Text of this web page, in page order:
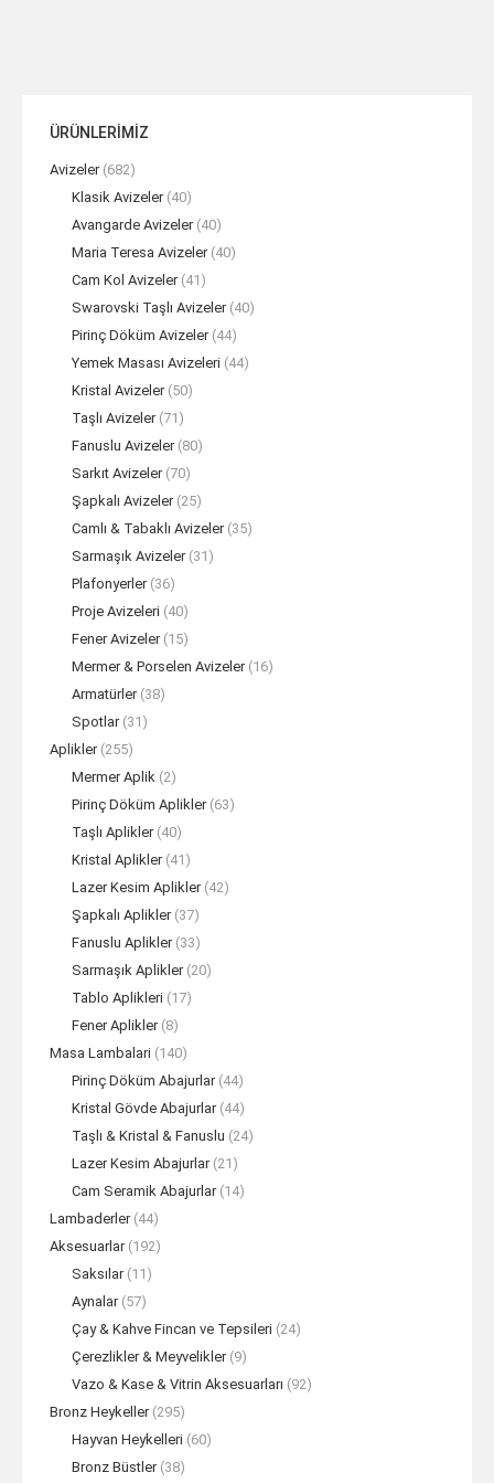
ÜRÜNLERİMİZ
Avizeler (682)
Klasik Avizeler (40)
Avangarde Avizeler (40)
Maria Teresa Avizeler (40)
Cam Kol Avizeler (41)
Swarovski Taşlı Avizeler (40)
Pirinç Döküm Avizeler (44)
Yemek Masası Avizeleri (44)
Kristal Avizeler (50)
Taşlı Avizeler (71)
Fanuslu Avizeler (80)
Sarkıt Avizeler (70)
Şapkalı Avizeler (25)
Camlı & Tabaklı Avizeler (35)
Sarmaşık Avizeler (31)
Plafonyerler (36)
Proje Avizeleri (40)
Fener Avizeler (15)
Mermer & Porselen Avizeler (16)
Armatürler (38)
Spotlar (31)
Aplikler (255)
Mermer Aplik (2)
Pirinç Döküm Aplikler (63)
Taşlı Aplikler (40)
Kristal Aplikler (41)
Lazer Kesim Aplikler (42)
Şapkalı Aplikler (37)
Fanuslu Aplikler (33)
Sarmaşık Aplikler (20)
Tablo Aplikleri (17)
Fener Aplikler (8)
Masa Lambalari (140)
Pirinç Döküm Abajurlar (44)
Kristal Gövde Abajurlar (44)
Taşlı & Kristal & Fanuslu (24)
Lazer Kesim Abajurlar (21)
Cam Seramik Abajurlar (14)
Lambaderler (44)
Aksesuarlar (192)
Saksılar (11)
Aynalar (57)
Çay & Kahve Fincan ve Tepsileri (24)
Çerezlikler & Meyvelikler (9)
Vazo & Kase & Vitrin Aksesuarları (92)
Bronz Heykeller (295)
Hayvan Heykelleri (60)
Bronz Büstler (38)